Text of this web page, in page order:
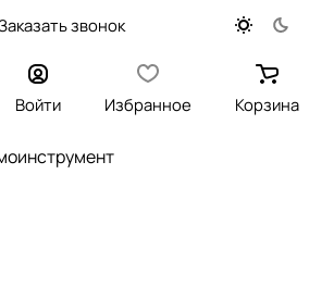
звонок
Войти Избранное Корзина